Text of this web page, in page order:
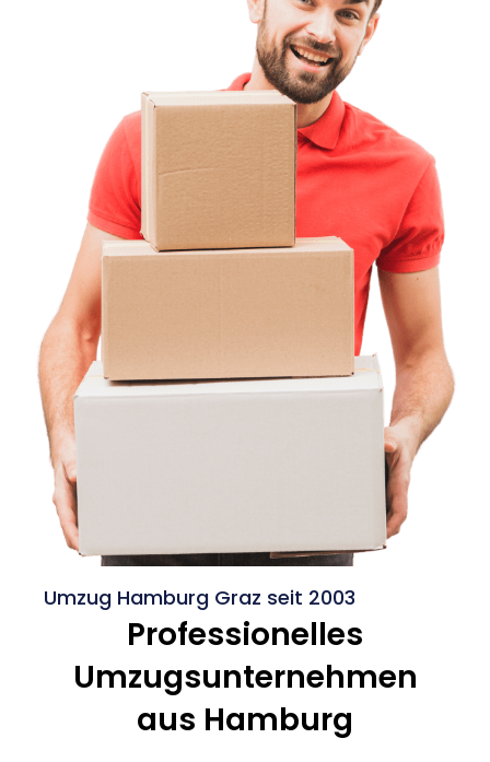
Umzug Hamburg Graz seit 2003
Professionelles
Umzugsunternehmen
aus Hamburg